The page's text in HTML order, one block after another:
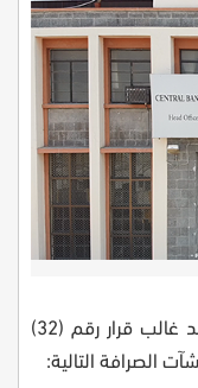
أصدر محافظ البنك المركزي اليمني، أحمد غالب قرار رقم (32)
الصرافة التالية: